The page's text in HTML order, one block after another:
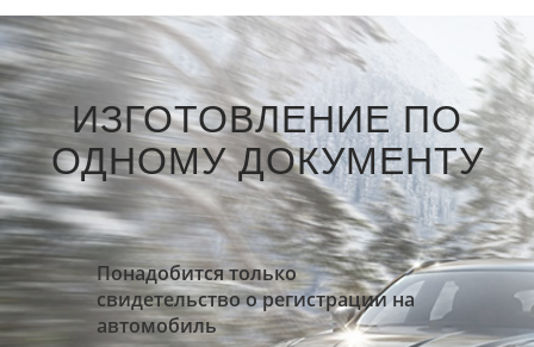
ИЗГОТОВЛЕНИЕ ПО
ОДНОМУ ДОКУМЕНТУ
Понадобится только
свидетельство о регистрации на
автомобиль